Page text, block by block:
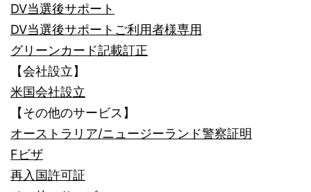
DV当選後サポート
DV当選後サポートご利用者様専用
グリーンカード記載訂正
【会社設立】
米国会社設立
【その他のサービス】
オーストラリア/ニュージーランド警察証明
Fビザ
再入国許可証